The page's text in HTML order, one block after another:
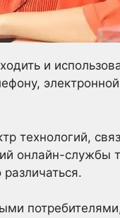
и
технологий,
онлайн-службы